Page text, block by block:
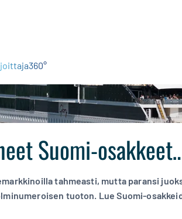
Suomi-
tahmeasti, mutta paransi
tuoton. Lue Suomi-